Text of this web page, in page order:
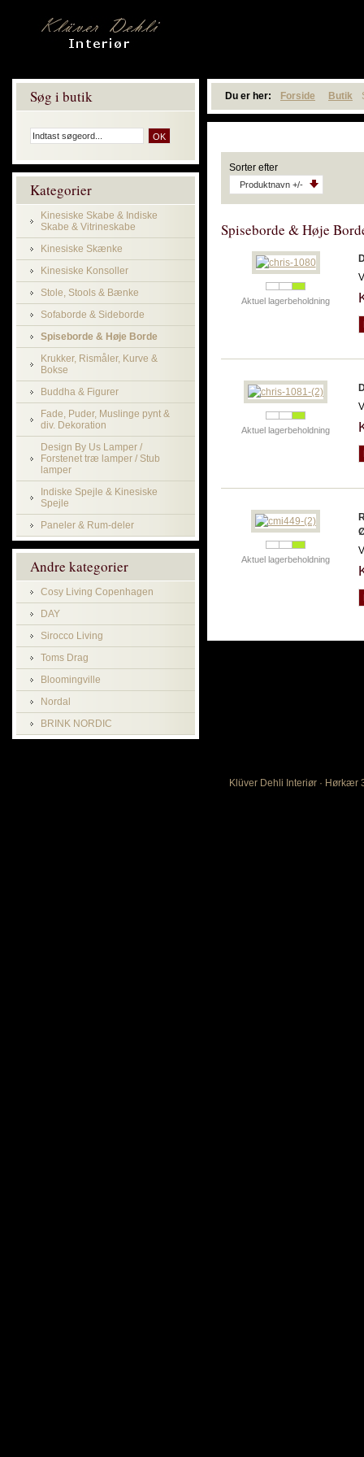
Søg i butik
Kategorier
Kinesiske Skabe & Indiske
Skabe & Vitrineskabe
Kinesiske Skænke
Kinesiske Konsoller
Stole, Stools & Bænke
Sofaborde & Sideborde
Spiseborde & Høje Borde
Krukker, Rismåler, Kurve &
Bokse
Buddha & Figurer
Fade, Puder, Muslinge pynt &
div. Dekoration
Design By Us Lamper /
Forstenet træ lamper / Stub
lamper
Indiske Spejle & Kinesiske
Spejle
Paneler & Rum-deler
Andre kategorier
Cosy Living Copenhagen
DAY
Sirocco Living
Toms Drag
Bloomingville
Nordal
BRINK NORDIC
Du er her: Forside Butik
Sorter efter
Produktnavn +/-
Spiseborde & Høje
Aktuel lagerbeholdning
Aktuel lagerbeholdning
Aktuel lagerbeholdning
Klüver Dehli Interiør · Hørkær